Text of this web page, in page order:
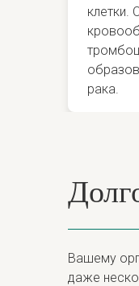
клетки.
рака.
Вашему
даже